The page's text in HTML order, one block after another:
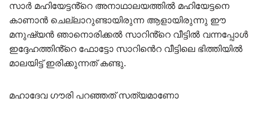
സാർ മഹിയേട്ടൻ്റെ അനാഥാലയത്തിൽ മഹിയേട്ടനെ
കാണാൻ ചെല്ലാറുണ്ടായിരുന്ന ആളായിരുന്നു ഈ
മനുഷ്യൻ ഞാനൊരിക്കൽ സാറിൻ്റെ വീട്ടിൽ വന്നപ്പോൾ
ഇദ്ദേഹത്തിൻ്റെ ഫോട്ടോ സാറിൻെറ വീട്ടിലെ ഭിത്തിയിൽ
മാലയിട്ട് ഇരിക്കുന്നത് കണ്ടു.
മഹാദേവ ഗൗരി പറഞ്ഞത് സത്യമാണോ